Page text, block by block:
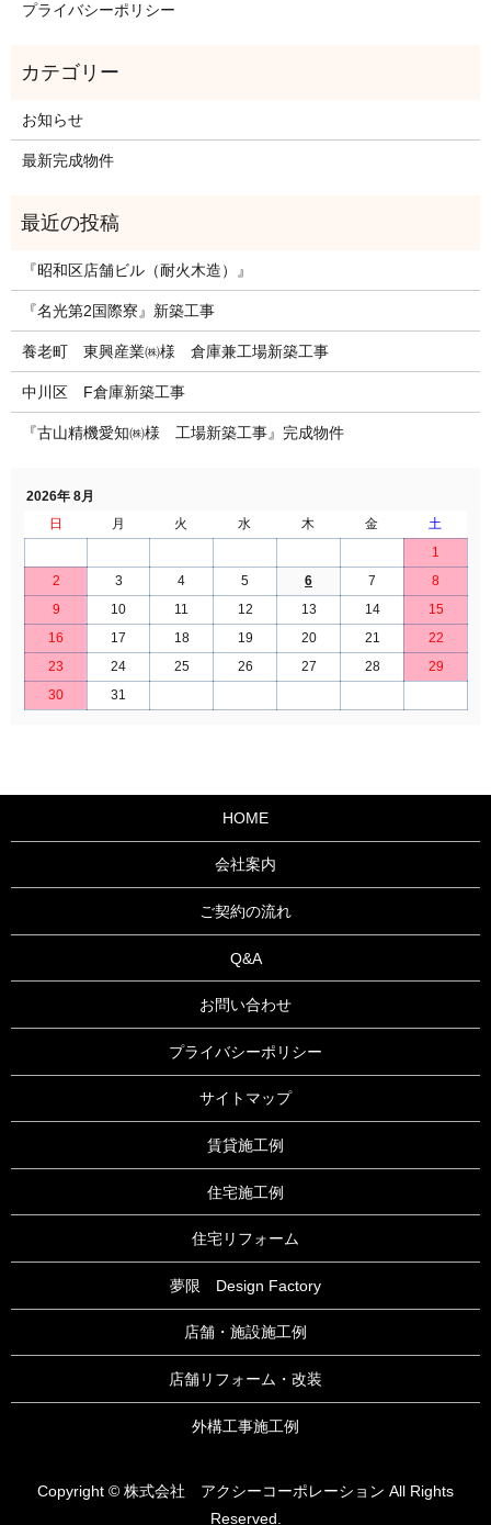
プライバシーポリシー
お知らせ
最新完成物件
『昭和区店舗ビル（耐火木造）』
『名光第2国際寮』新築工事
養老町 東興産業㈱様 倉庫兼工場新築工事
中川区 F倉庫新築工事
『古山精機愛知㈱様 工場新築工事』完成物件
2026年 8月
日
月 火 水 木 金
土
1
2
3 4 5 6 7
8
9
10 11 12 13 14
15
16
17 18 19 20 21
22
23
24 25 26 27 28
29
30
31
HOME
会社案内
ご契約の流れ
Q&A
お問い合わせ
プライバシーポリシー
サイトマップ
賃貸施工例
住宅施工例
住宅リフォーム
夢限 Design Factory
店舗・施設施工例
店舗リフォーム・改装
外構工事施工例
Copyright © 株式会社 アクシーコーポレーション All Rights
Reserved.